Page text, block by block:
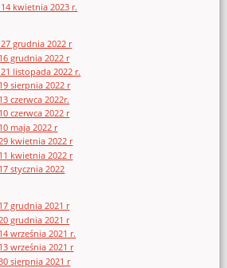
kwietnia 2023 r.
grudnia 2022 r
grudnia 2022 r
listopada 2022 r.
sierpnia 2022 r
czerwca 2022r.
czerwca 2022 r
maja 2022 r
kwietnia 2022 r
kwietnia 2022 r
stycznia 2022
grudnia 2021 r
grudnia 2021 r
września 2021 r.
września 2021 r
sierpnia 2021 r